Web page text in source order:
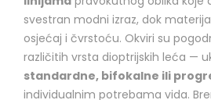
svestran modni izraz, dok
osjećaj i čvrstoću. Okviri su
različitih vrsta dioptrijskih leća —
standardne, bifokalne ili
individualnim potrebama vida.